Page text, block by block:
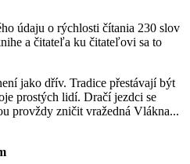
údaju o rýchlosti čítania 230 slov
a čitateľa ku čitateľovi sa to
jako dřív. Tradice přestávají být
prostých lidí. Dračí jezdci se
provždy zničit vražedná Vlákna...